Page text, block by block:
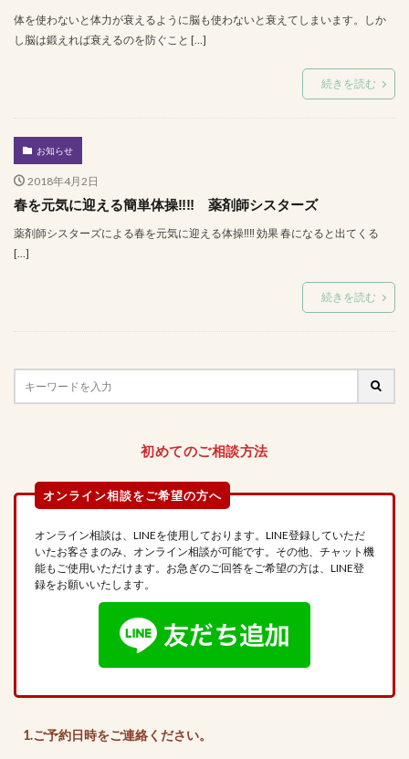
体を使わないと体力が衰えるように脳も使わないと衰えてしまいます。しか
し脳は鍛えれば衰えるのを防ぐこと […]
続きを読む
お知らせ
2018年4月2日
春を元気に迎える簡単体操‼‼ 薬剤師シスターズ
薬剤師シスターズによる春を元気に迎える体操‼‼ 効果 春になると出てくる
[…]
続きを読む
初めてのご相談方法
オンライン相談は、LINEを使用しております。LINE登録していただ
いたお客さまのみ、オンライン相談が可能です。その他、チャット機
能もご使用いただけます。お急ぎのご回答をご希望の方は、LINE登
録をお願いいたします。
1.ご予約日時をご連絡ください。